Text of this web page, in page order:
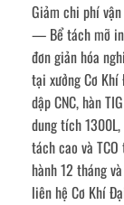
Giảm chi phí
— Bể tách mỡ
đơn giản hóa
tại xưởng Cơ
dập CNC, hàn
dung tích
tách cao và
hành 12 tháng
liên hệ Cơ Khí